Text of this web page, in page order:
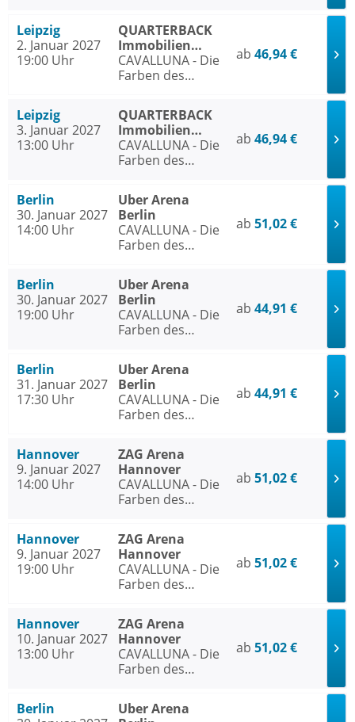
Leipzig
2. Januar 2027
19:00 Uhr
QUARTERBACK
Immobilien
ARENA Leipzig
CAVALLUNA - Die
Farben des
ab 46,94 €
Leipzig
3. Januar 2027
13:00 Uhr
QUARTERBACK
Immobilien
ARENA Leipzig
CAVALLUNA - Die
Farben des
ab 46,94 €
Berlin
30. Januar 2027
14:00 Uhr
Uber Arena
Berlin
CAVALLUNA - Die
Farben des
ab 51,02 €
Berlin
30. Januar 2027
19:00 Uhr
Uber Arena
Berlin
CAVALLUNA - Die
Farben des
ab 44,91 €
Berlin
31. Januar 2027
17:30 Uhr
Uber Arena
Berlin
CAVALLUNA - Die
Farben des
ab 44,91 €
Hannover
9. Januar 2027
14:00 Uhr
ZAG Arena
Hannover
CAVALLUNA - Die
Farben des
ab 51,02 €
Hannover
9. Januar 2027
19:00 Uhr
ZAG Arena
Hannover
CAVALLUNA - Die
Farben des
ab 51,02 €
Hannover
10. Januar 2027
13:00 Uhr
ZAG Arena
Hannover
CAVALLUNA - Die
Farben des
ab 51,02 €
Berlin
Uber Arena